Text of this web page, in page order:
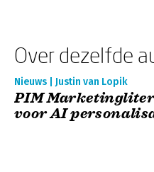
Over dezelfde
Nieuws | Justin van Lopik
PIM
voor AI